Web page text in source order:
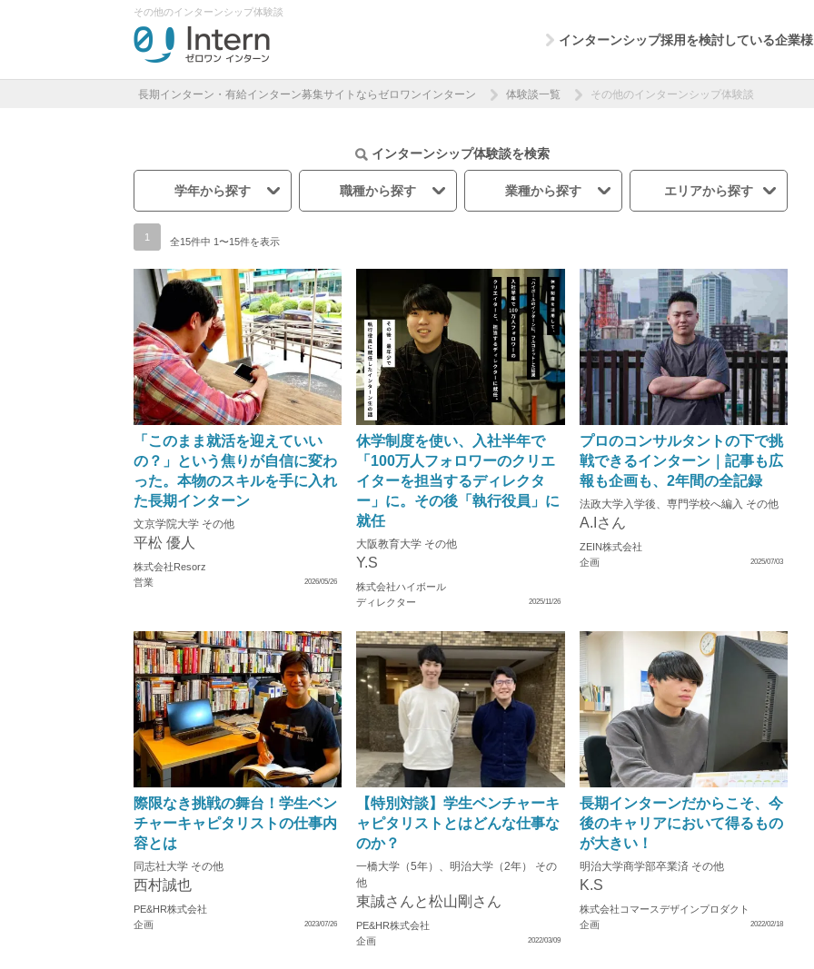
その他のインターンシップ体験談
インターンシップ採用を検討している企業
長期インターン・有給インターン募集サイトならゼロワンインターン 体験談一覧 その他のインターンシップ体験談
インターンシップ体験談を検索
学年から探す 職種から探す 業種から探す エリアから探す
1 全15件中 1〜15件を表示
「このまま就活を迎えていい
の？」という焦りが自信に変わ
った。本物のスキルを手に入れ
た長期インターン
文京学院大学 その他
平松 優人
株式会社Resorz
営業
2026/05/26
休学制度を使い、入社半年で
「100万人フォロワーのクリエ
イターを担当するディレクタ
ー」に。その後「執行役員」に
就任
大阪教育大学 その他
Y.S
株式会社ハイボール
ディレクター
2025/11/26
プロのコンサルタントの下で挑
戦できるインターン｜記事も広
報も企画も、2年間の全記録
法政大学入学後、専門学校へ編入 その他
A.Iさん
ZEIN株式会社
企画
2025/07/03
際限なき挑戦の舞台！学生ベン
チャーキャピタリストの仕事内
容とは
同志社大学 その他
西村誠也
PE&HR株式会社
企画
2023/07/26
【特別対談】学生ベンチャーキ
ャピタリストとはどんな仕事な
のか？
一橋大学（5年）、明治大学（2年） その
他
東誠さんと松山剛さん
PE&HR株式会社
企画
2022/03/09
長期インターンだからこそ、今
後のキャリアにおいて得るもの
が大きい！
明治大学商学部卒業済 その他
K.S
株式会社コマースデザインプロダクト
企画
2022/02/18